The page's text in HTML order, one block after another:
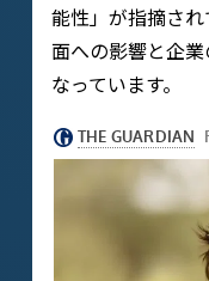
能性」が指摘さ
面への影響と企
なっています。